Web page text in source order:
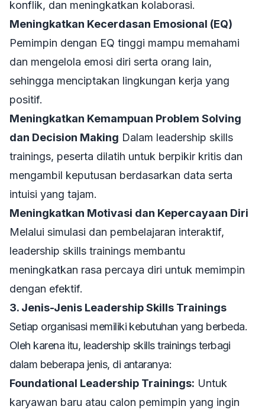
konflik, dan meningkatkan kolaborasi.
Meningkatkan Kecerdasan Emosional (EQ)
Pemimpin dengan EQ tinggi mampu memahami
dan mengelola emosi diri serta orang lain,
sehingga menciptakan lingkungan kerja yang
positif.
Meningkatkan Kemampuan Problem Solving
dan Decision Making Dalam leadership skills
trainings, peserta dilatih untuk berpikir kritis dan
mengambil keputusan berdasarkan data serta
intuisi yang tajam.
Meningkatkan Motivasi dan Kepercayaan Diri
Melalui simulasi dan pembelajaran interaktif,
leadership skills trainings membantu
meningkatkan rasa percaya diri untuk memimpin
dengan efektif.
3. Jenis-Jenis Leadership Skills Trainings
Setiap organisasi memiliki kebutuhan yang berbeda.
Oleh karena itu, leadership skills trainingsterbagi
dalam beberapa jenis, di antaranya:
Foundational Leadership Trainings: Untuk
karyawan baru atau calon pemimpin yang ingin